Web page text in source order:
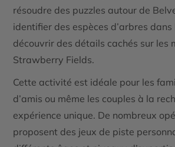
résoudre des puzzles autour de
identifier des espèces d’arbres dans
découvrir des détails cachés sur les
Strawberry Fields.
Cette activité est idéale pour les
d’amis ou même les couples à la
expérience unique. De nombreux
proposent des jeux de piste